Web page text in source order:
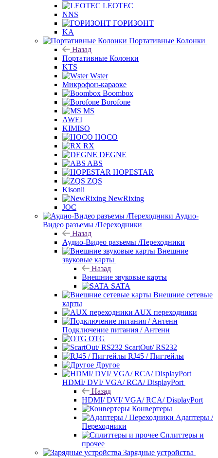
LEOTEC
NNS
ГОРИЗОНТ
KA
Портативные Колонки
Назад
Портативные Колонки
KTS
Wster
Микрофон-караоке
Boombox
Borofone
MS
AWEI
KIMISO
HOCO
RX
DEGNE
ABS
HOPESTAR
ZQS
Kisonli
NewRixing
JOC
Аудио-
Видео разъемы /Переходники
Назад
Аудио-Видео разъемы /Переходники
Внешние
звуковые карты
Назад
Внешние звуковые карты
SATA
Внешние сетевые
карты
AUX переходники
Подключение питания / Антенн
OTG
ScartOut/ RS232
RJ45 / Пигтейлы
Другое
HDMI/ DVI/ VGA/ RCA/ DisplayPort
Назад
HDMI/ DVI/ VGA/ RCA/ DisplayPort
Конвертеры
Адаптеры /
Переходники
Сплиттеры и
прочее
Зарядные устройства